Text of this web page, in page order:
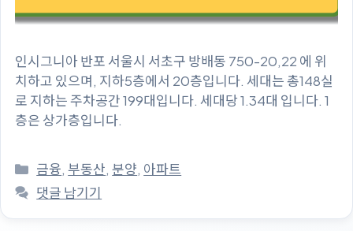
인시그니아 반포 서울시 서초구 방배동 750-20,22 에 위
치하고 있으며, 지하5층에서 20층입니다. 세대는 총148실
로 지하는 주차공간 199대입니다. 세대당 1.34대 입니다. 1
층은 상가층입니다.
카
테
고
리
금융,부동산,분양, 아파트
댓글 남기기